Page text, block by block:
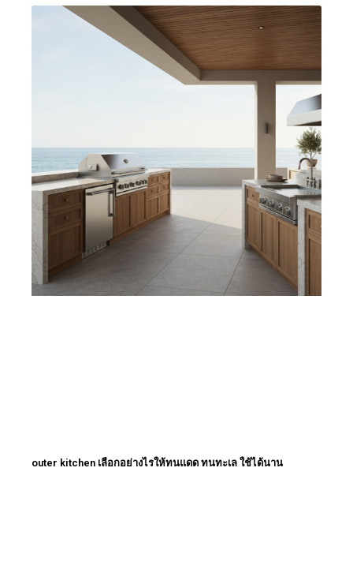
outer kitchen เลือกอย่างไรให้ทนแดด ทนทะเล ใช้ได้นาน